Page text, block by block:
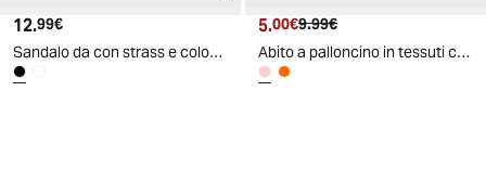
Prezzo attuale
12.99€
Sandalo da con strass e colori trendy - Nero
Prezzo attuale
5.00€ Prezzo originale
9.99€
Abito a palloncino in tessuti combinati - Rosa